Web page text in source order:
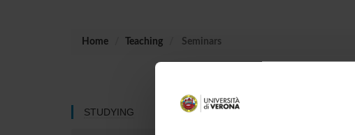
Home Teaching Seminars
STUDYING